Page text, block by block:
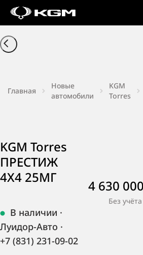
Главная
Новые
автомобили
KGM
Torres
KGM Torres
ПРЕСТИЖ
4X4 25МГ
В наличии ·
Луидор-Авто ·
+7 (831) 231-09-02
4 630
Без